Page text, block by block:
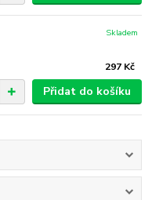
297 Kč
Skladem
Přidat do košíku